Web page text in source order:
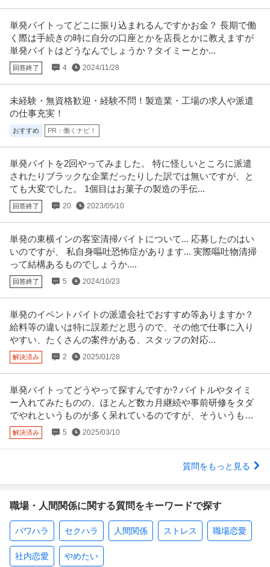
単発バイトってどこに振り込まれるんですかお金？ 長期で働
く際は手続きの時に自分の口座とかを店長とかに教えますが
単発バイトはどうなんでしょうか？タイミーとか...
回答終了 4 2024/11/28
未経験・無資格歓迎・経験不問！製造業・工場の求人や派遣
の仕事充実！
おすすめ PR：働くナビ！
単発バイトを2回やってみました。 特に怪しいところに派遣
されたりブラックな企業だったりした訳では無いですが、と
ても大変でした。 1個目はお菓子の製造の手伝...
回答終了 20 2023/05/10
単発の東横インの客室清掃バイトについて... 応募したのはい
いのですが、 私自身嘔吐恐怖症があります... 実際嘔吐物清掃
って結構あるものでしょうか....
回答終了 5 2024/10/23
単発のイベントバイトの派遣会社でおすすめ等ありますか？
給料等の違いは特に誤差だと思うので、その他で仕事に入り
やすい、たくさんの案件がある、スタッフの対応...
解決済み 2 2025/01/28
単発バイトってどうやって探すんですか? バイトルやタイミ
ー入れてみたものの、ほとんど数カ月継続や事前研修をタダ
でやれというものが多く呆れているのですが、そういうもの
ですか?
解決済み 5 2025/03/10
質問をもっと見る
職場・人間関係に関する質問をキーワードで探す
パワハラ セクハラ 人間関係 ストレス 職場恋愛
社内恋愛 やめたい